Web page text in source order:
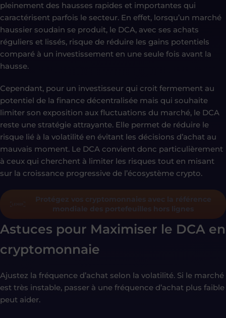
pleinement des hausses rapides et importantes qui
caractérisent parfois le secteur. En effet, lorsqu’un marché
haussier soudain se produit, le DCA, avec ses achats
réguliers et lissés, risque de réduire les gains potentiels
comparé à un investissement en une seule fois avant la
hausse.
Cependant, pour un investisseur qui croit fermement au
potentiel de la finance décentralisée mais qui souhaite
limiter son exposition aux fluctuations du marché, le DCA
reste une stratégie attrayante. Elle permet de réduire le
risque lié à la volatilité en évitant les décisions d’achat au
mauvais moment. Le DCA convient donc particulièrement
à ceux qui cherchent à limiter les risques tout en misant
sur la croissance progressive de l’écosystème crypto.
Protégez vos cryptomonnaies avec la référence
mondiale des portefeuilles hors lignes
Astuces pour Maximiser le DCA en
cryptomonnaie
Ajustez la fréquence d’achat selon la volatilité. Si le marché
est très instable, passer à une fréquence d’achat plus faible
peut aider.